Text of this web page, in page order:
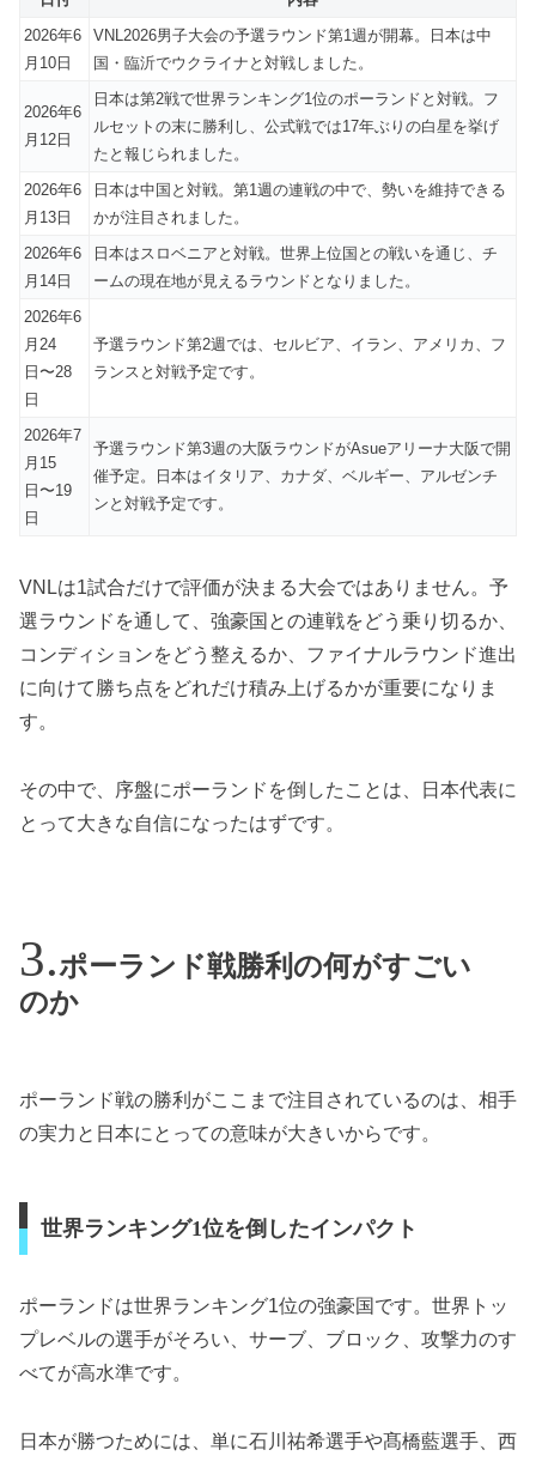
2026年6
月10日
VNL2026男子大会の予選ラウンド第1週が開幕。日本は中
国・臨沂でウクライナと対戦しました。
2026年6
月12日
日本は第2戦で世界ランキング1位のポーランドと対戦。フ
ルセットの末に勝利し、公式戦では17年ぶりの白星を挙げ
たと報じられました。
2026年6
月13日
日本は中国と対戦。第1週の連戦の中で、勢いを維持できる
かが注目されました。
2026年6
月14日
日本はスロベニアと対戦。世界上位国との戦いを通じ、チ
ームの現在地が見えるラウンドとなりました。
2026年6
月24
日〜28
日
予選ラウンド第2週では、セルビア、イラン、アメリカ、フ
ランスと対戦予定です。
2026年7
月15
日〜19
日
予選ラウンド第3週の大阪ラウンドがAsueアリーナ大阪で開
催予定。日本はイタリア、カナダ、ベルギー、アルゼンチ
ンと対戦予定です。
VNLは1試合だけで評価が決まる大会ではありません。予
選ラウンドを通して、強豪国との連戦をどう乗り切るか、
コンディションをどう整えるか、ファイナルラウンド進出
に向けて勝ち点をどれだけ積み上げるかが重要になりま
す。
その中で、序盤にポーランドを倒したことは、日本代表に
とって大きな自信になったはずです。
ポーランド戦勝利の何がすごい
のか
ポーランド戦の勝利がここまで注目されているのは、相手
の実力と日本にとっての意味が大きいからです。
世界ランキング1位を倒したインパクト
ポーランドは世界ランキング1位の強豪国です。世界トッ
プレベルの選手がそろい、サーブ、ブロック、攻撃力のす
べてが高水準です。
日本が勝つためには、単に石川祐希選手や髙橋藍選手、西